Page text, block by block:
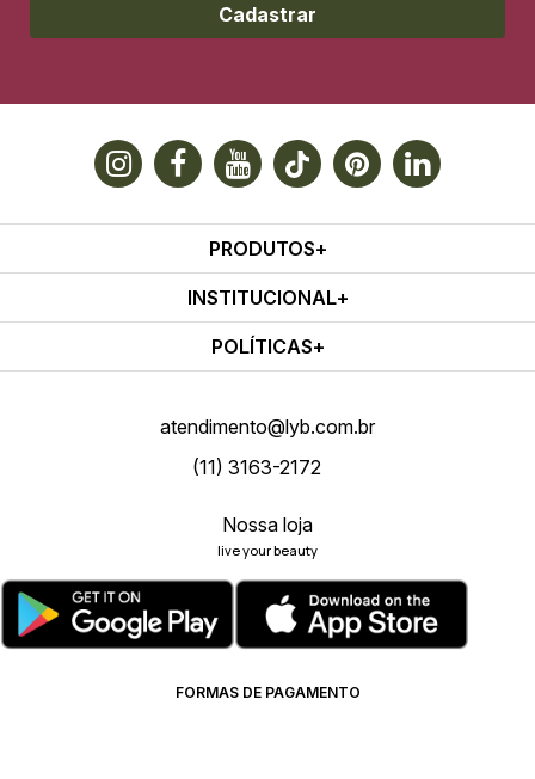
Cadastrar
PRODUTOS
INSTITUCIONAL
POLÍTICAS
atendimento@lyb.com.br
(11) 3163-2172
Nossa loja
live your beauty
FORMAS DE PAGAMENTO